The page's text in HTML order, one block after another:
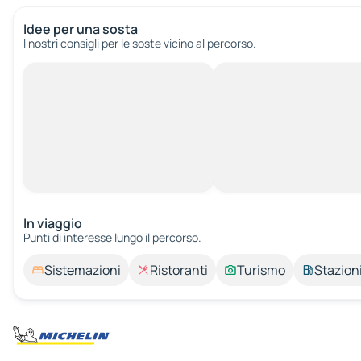
Idee per una sosta
I nostri consigli per le soste vicino al percorso.
In viaggio
Punti di interesse lungo il percorso.
Sistemazioni Ristoranti Turismo